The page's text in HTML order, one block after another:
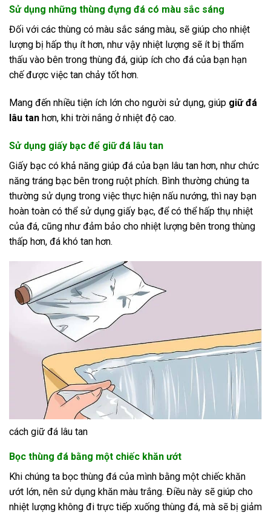
Sử dụng những thùng đựng đá có màu sắc sáng
Đối với các thùng có màu sắc sáng màu, sẽ giúp cho nhiệt
lượng bị hấp thụ ít hơn, như vậy nhiệt lượng sẽ ít bị thẩm
thấu vào bên trong thùng đá, giúp ích cho đá của bạn hạn
chế được việc tan chảy tốt hơn.
Mang đến nhiều tiện ích lớn cho người sử dụng, giúp giữ đá
lâu tan hơn, khi trời nắng ở nhiệt độ cao.
Sử dụng giấy bạc để giữ đá lâu tan
Giấy bạc có khả năng giúp đá của bạn lâu tan hơn, như chức
năng tráng bạc bên trong ruột phích. Bình thường chúng ta
thường sử dụng trong việc thực hiện nấu nướng, thì nay bạn
hoàn toàn có thể sử dụng giấy bạc, để có thể hấp thụ nhiệt
của đá, cũng như đảm bảo cho nhiệt lượng bên trong thùng
thấp hơn, đá khó tan hơn.
cách giữ đá lâu tan
Bọc thùng đá bằng một chiếc khăn ướt
Khi chúng ta bọc thùng đá của mình bằng một chiếc khăn
ướt lớn, nên sử dụng khăn màu trắng. Điều này sẽ giúp cho
nhiệt lượng không đi trực tiếp xuống thùng đá, mà sẽ bị giảm